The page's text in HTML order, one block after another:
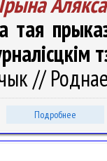
тая
//
Подробнее